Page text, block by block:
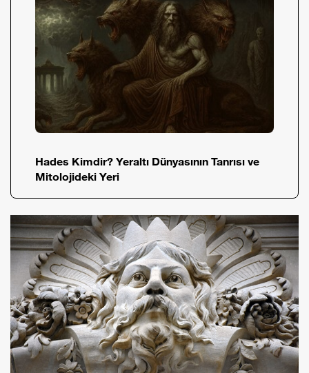
Hades Kimdir? Yeraltı Dünyasının Tanrısı ve
Mitolojideki Yeri